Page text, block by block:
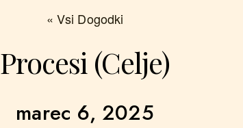
« Vsi Dogodki
Procesi (Celje)
marec 6, 2025